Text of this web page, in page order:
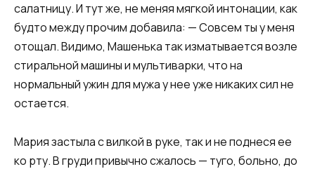
салатницу. И тут же, не меняя мягкой интонации, как
будто между прочим добавила: — Совсем ты у меня
отощал. Видимо, Машенька так изматывается возле
стиральной машины и мультиварки, что на
нормальный ужин для мужа у нее уже никаких сил не
остается.
Мария застыла с вилкой в руке, так и не поднеся ее
ко рту. В груди привычно сжалось — туго, больно, до